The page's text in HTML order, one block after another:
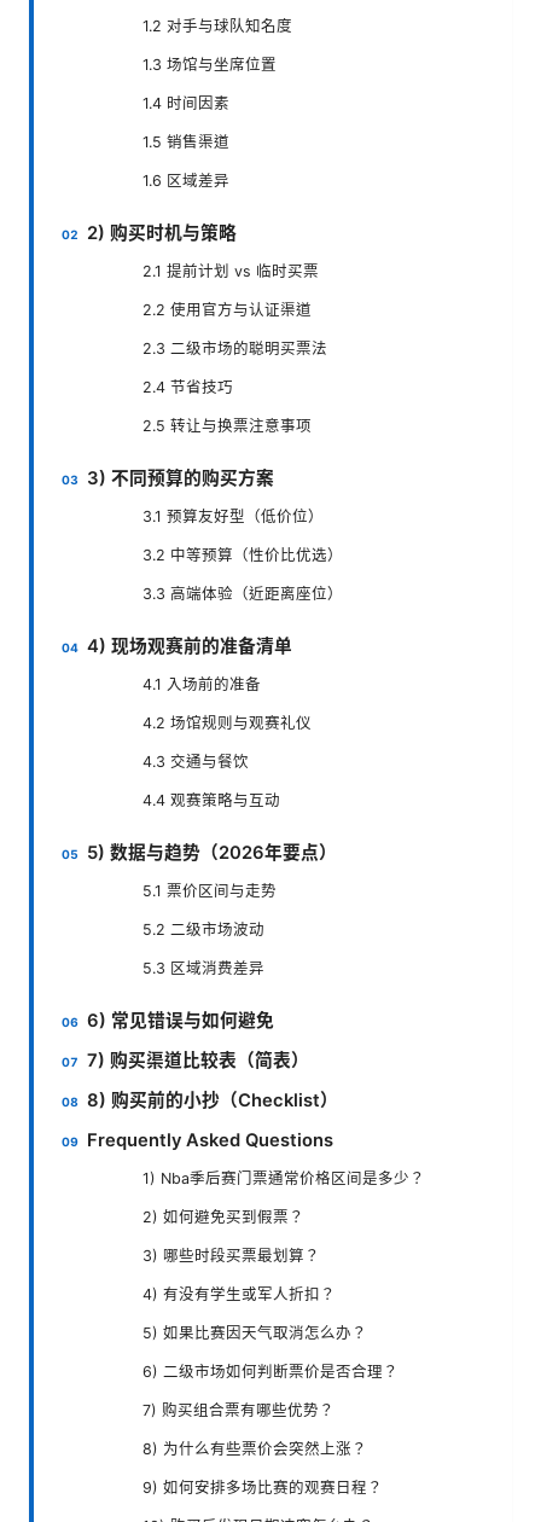
1.2 对手与球队知名度
1.3 场馆与坐席位置
1.4 时间因素
1.5 销售渠道
1.6 区域差异
2) 购买时机与策略
2.1 提前计划 vs 临时买票
2.2 使用官方与认证渠道
2.3 二级市场的聪明买票法
2.4 节省技巧
2.5 转让与换票注意事项
3) 不同预算的购买方案
3.1 预算友好型（低价位）
3.2 中等预算（性价比优选）
3.3 高端体验（近距离座位）
4) 现场观赛前的准备清单
4.1 入场前的准备
4.2 场馆规则与观赛礼仪
4.3 交通与餐饮
4.4 观赛策略与互动
5) 数据与趋势（2026年要点）
5.1 票价区间与走势
5.2 二级市场波动
5.3 区域消费差异
6) 常见错误与如何避免
7) 购买渠道比较表（简表）
8) 购买前的小抄（Checklist）
Frequently Asked Questions
1) Nba季后赛门票通常价格区间是多少？
2) 如何避免买到假票？
3) 哪些时段买票最划算？
4) 有没有学生或军人折扣？
5) 如果比赛因天气取消怎么办？
6) 二级市场如何判断票价是否合理？
7) 购买组合票有哪些优势？
8) 为什么有些票价会突然上涨？
9) 如何安排多场比赛的观赛日程？